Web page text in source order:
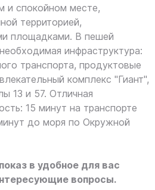
и спокойном месте,
территорией,
площадками. В пешей
инфраструктура:
транспорта, продуктовые
комплекс "Гиант",
13 и 57. Отличная
15 минут на транспорте
до моря по Окружной
в удобное для вас
вопросы.